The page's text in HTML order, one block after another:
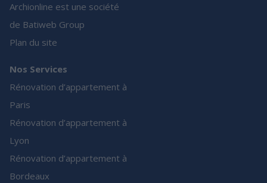
Archionline est une société
de Batiweb Group
Plan du site
Nos Services
Rénovation d’appartement à
Paris
Rénovation d’appartement à
Lyon
Rénovation d’appartement à
Bordeaux